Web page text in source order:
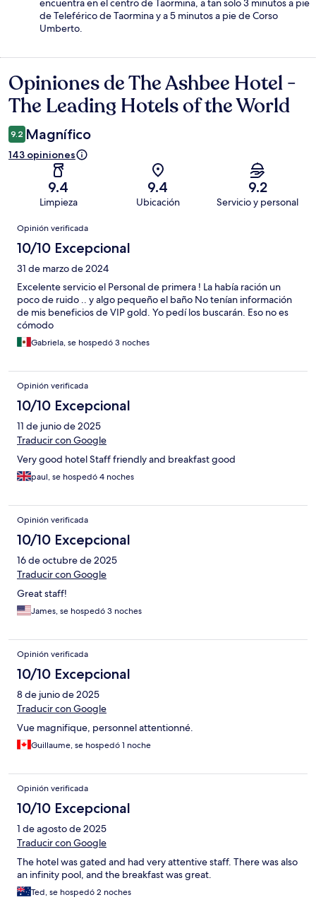
encuentra en el centro de Taormina, a tan solo 3 minutos a pie
de Teleférico de Taormina y a 5 minutos a pie de Corso
Umberto.
Opiniones
Opiniones de The Ashbee Hotel -
The Leading Hotels of the World
9.2 Magnífico
143 opiniones
9.4
Limpieza
9.4
Ubicación
9.2
Servicio y personal
Opiniones
Opinión verificada
10/10 Excepcional
31 de marzo de 2024
Excelente servicio el Personal de primera ! La había ración un
poco de ruido .. y algo pequeño el baño No tenían información
de mis beneficios de VIP gold. Yo pedí los buscarán. Eso no es
cómodo
Gabriela, se hospedó 3 noches
Opinión verificada
10/10 Excepcional
11 de junio de 2025
Traducir con Google
Very good hotel Staff friendly and breakfast good
paul, se hospedó 4 noches
Opinión verificada
10/10 Excepcional
16 de octubre de 2025
Traducir con Google
Great staff!
James, se hospedó 3 noches
Opinión verificada
10/10 Excepcional
8 de junio de 2025
Traducir con Google
Vue magnifique, personnel attentionné.
Guillaume, se hospedó 1 noche
Opinión verificada
10/10 Excepcional
1 de agosto de 2025
Traducir con Google
The hotel was gated and had very attentive staff. There was also
an infinity pool, and the breakfast was great.
Ted, se hospedó 2 noches